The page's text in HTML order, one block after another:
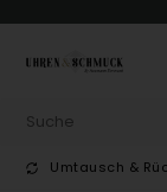
Umtausch &